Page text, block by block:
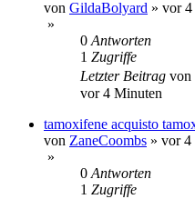
von GildaBolyard » vor 4
»
0 Antworten
1 Zugriffe
Letzter Beitrag von
vor 4 Minuten
tamoxifene acquisto
von ZaneCoombs » vor 4
»
0 Antworten
1 Zugriffe